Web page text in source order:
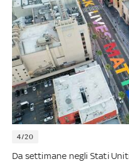
4/20
Da settimane negli Stati